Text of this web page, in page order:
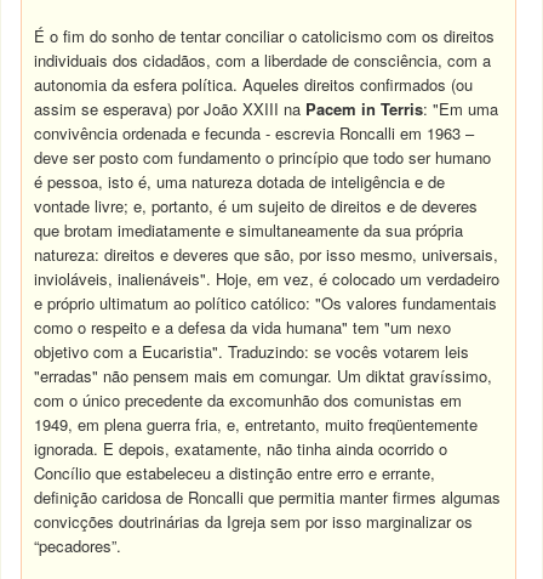
É o fim do sonho de tentar conciliar o catolicismo com os direitos
individuais dos cidadãos, com a liberdade de consciência, com a
autonomia da esfera política. Aqueles direitos confirmados (ou
assim se esperava) por João XXIII na Pacem in Terris: "Em uma
convivência ordenada e fecunda - escrevia Roncalli em 1963 –
deve ser posto com fundamento o princípio que todo ser humano
é pessoa, isto é, uma natureza dotada de inteligência e de
vontade livre; e, portanto, é um sujeito de direitos e de deveres
que brotam imediatamente e simultaneamente da sua própria
natureza: direitos e deveres que são, por isso mesmo, universais,
invioláveis, inalienáveis". Hoje, em vez, é colocado um verdadeiro
e próprio ultimatum ao político católico: "Os valores fundamentais
como o respeito e a defesa da vida humana" tem "um nexo
objetivo com a Eucaristia". Traduzindo: se vocês votarem leis
"erradas" não pensem mais em comungar. Um diktat gravíssimo,
com o único precedente da excomunhão dos comunistas em
1949, em plena guerra fria, e, entretanto, muito freqüentemente
ignorada. E depois, exatamente, não tinha ainda ocorrido o
Concílio que estabeleceu a distinção entre erro e errante,
definição caridosa de Roncalli que permitia manter firmes algumas
convicções doutrinárias da Igreja sem por isso marginalizar os
“pecadores”.